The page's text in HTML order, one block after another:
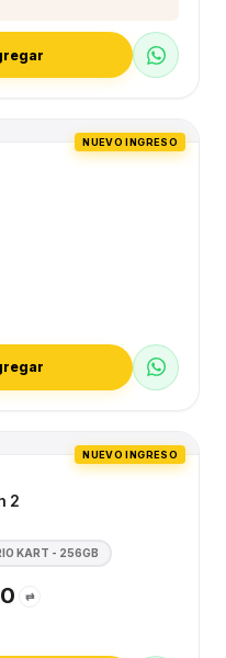
NUEVO INGRESO
NUEVO INGRESO
2
KART - 256GB
⇄